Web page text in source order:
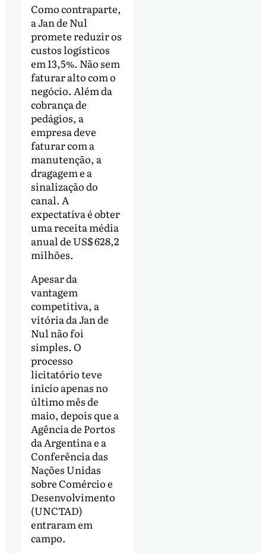
Como contraparte,
a Jan de Nul
promete reduzir os
custos logísticos
em 13,5%. Não sem
faturar alto com o
negócio. Além da
cobrança de
pedágios, a
empresa deve
faturar com a
manutenção, a
dragagem e a
sinalização do
canal. A
expectativa é obter
uma receita média
anual de US$ 628,2
milhões.
Apesar da
vantagem
competitiva, a
vitória da Jan de
Nul não foi
simples. O
processo
licitatório teve
início apenas no
último mês de
maio, depois que a
Agência de Portos
da Argentina e a
Conferência das
Nações Unidas
sobre Comércio e
Desenvolvimento
(UNCTAD)
entraram em
campo.